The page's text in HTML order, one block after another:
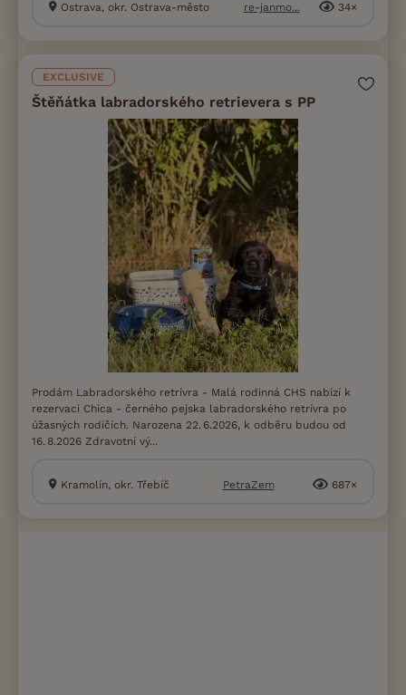
Ostrava, okr. Ostrava-město re-janmo... 34×
EXCLUSIVE
Štěňátka labradorského retrievera s PP
Prodám Labradorského retrívra - Malá rodinná CHS nabízí k
rezervaci Chica - černého pejska labradorského retrívra po
úžasných rodičích. Narozena 22. 6.2026, k odběru budou od
16. 8.2026 Zdravotní vý...
Kramolín, okr. Třebíč PetraZem 687×